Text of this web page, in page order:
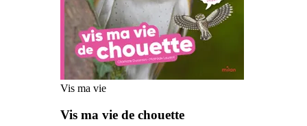
Vis ma vie
Vis ma vie de chouette